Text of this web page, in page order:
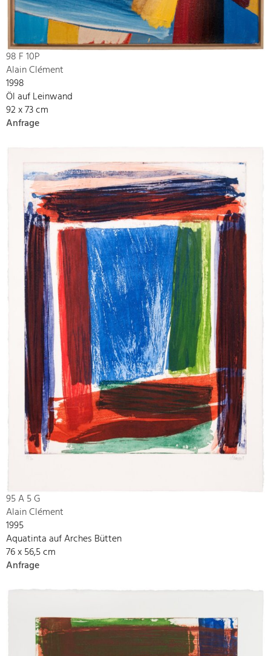
98 F 10P
Alain Clément
1998
Öl auf Leinwand
92 x 73 cm
Anfrage
95 A 5 G
Alain Clément
1995
Aquatinta auf Arches Bütten
76 x 56,5 cm
Anfrage